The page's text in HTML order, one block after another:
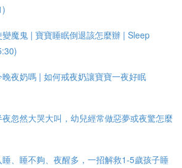
魔鬼 | 寶寶睡眠倒退該怎麼辦 | Sleep
夜奶嗎 | 如何戒夜奶讓寶寶一夜好眠
忽然大哭大叫，幼兒經常做惡夢或夜驚怎麼
、睡不夠、夜醒多，一招解救1-5歲孩子睡